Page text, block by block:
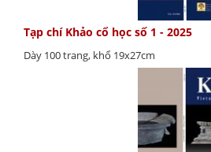
Tạp chí Khảo cổ học số 1 - 2025
Dày 100 trang, khổ 19x27cm